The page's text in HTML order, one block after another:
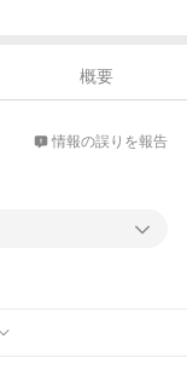
概要
情報の誤りを報告